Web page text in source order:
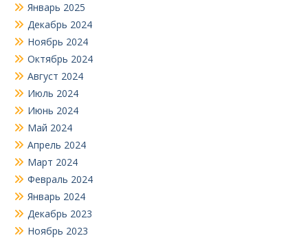
Январь 2025
Декабрь 2024
Ноябрь 2024
Октябрь 2024
Август 2024
Июль 2024
Июнь 2024
Май 2024
Апрель 2024
Март 2024
Февраль 2024
Январь 2024
Декабрь 2023
Ноябрь 2023